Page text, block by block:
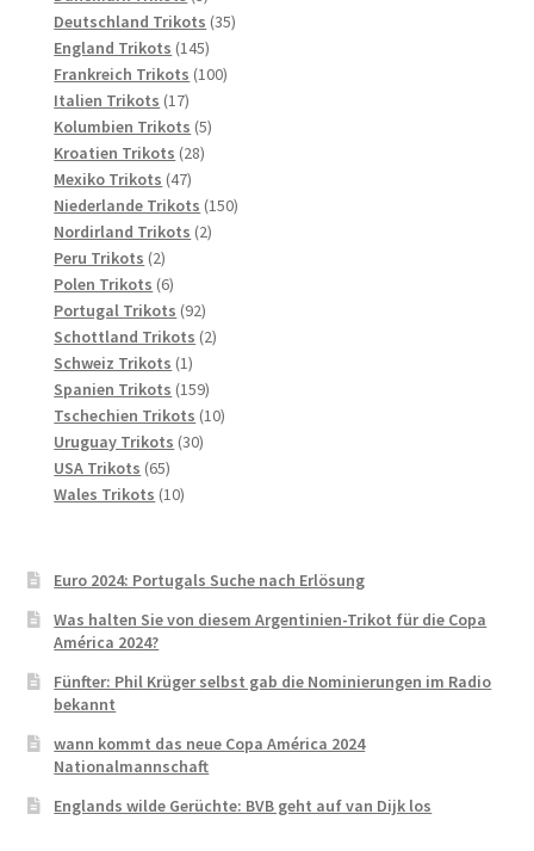
Produkte
Deutschland Trikots 3535
England Trikots 145145
Produkte
Frankreich Trikots 100100
Italien Trikots 1717
Produkte
Kolumbien Trikots 55
Kroatien Trikots 2828
Mexiko Trikots 4747
Produkte
Niederlande Trikots 150150
Nordirland Trikots 22
Peru Trikots 22
Produkte
Polen Trikots 66
Produkte
Portugal Trikots 9292
Produkte
Schottland Trikots 22
Schweiz Trikots 11
Produkt
Spanien Trikots 159159
Produkte
Tschechien Trikots 1010
Uruguay Trikots 3030
USA Trikots 6565
Produkte
Wales Trikots 1010
Euro 2024: Portugals Suche nach Erlösung
Was halten Sie von diesem Argentinien-Trikot für die Copa
América 2024?
Fünfter: Phil Krüger selbst gab die Nominierungen im Radio
bekannt
wann kommt das neue Copa América 2024
Nationalmannschaft
Englands wilde Gerüchte: BVB geht auf van Dijk los